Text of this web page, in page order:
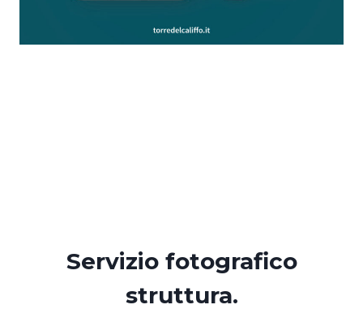
Servizio fotografico
struttura.